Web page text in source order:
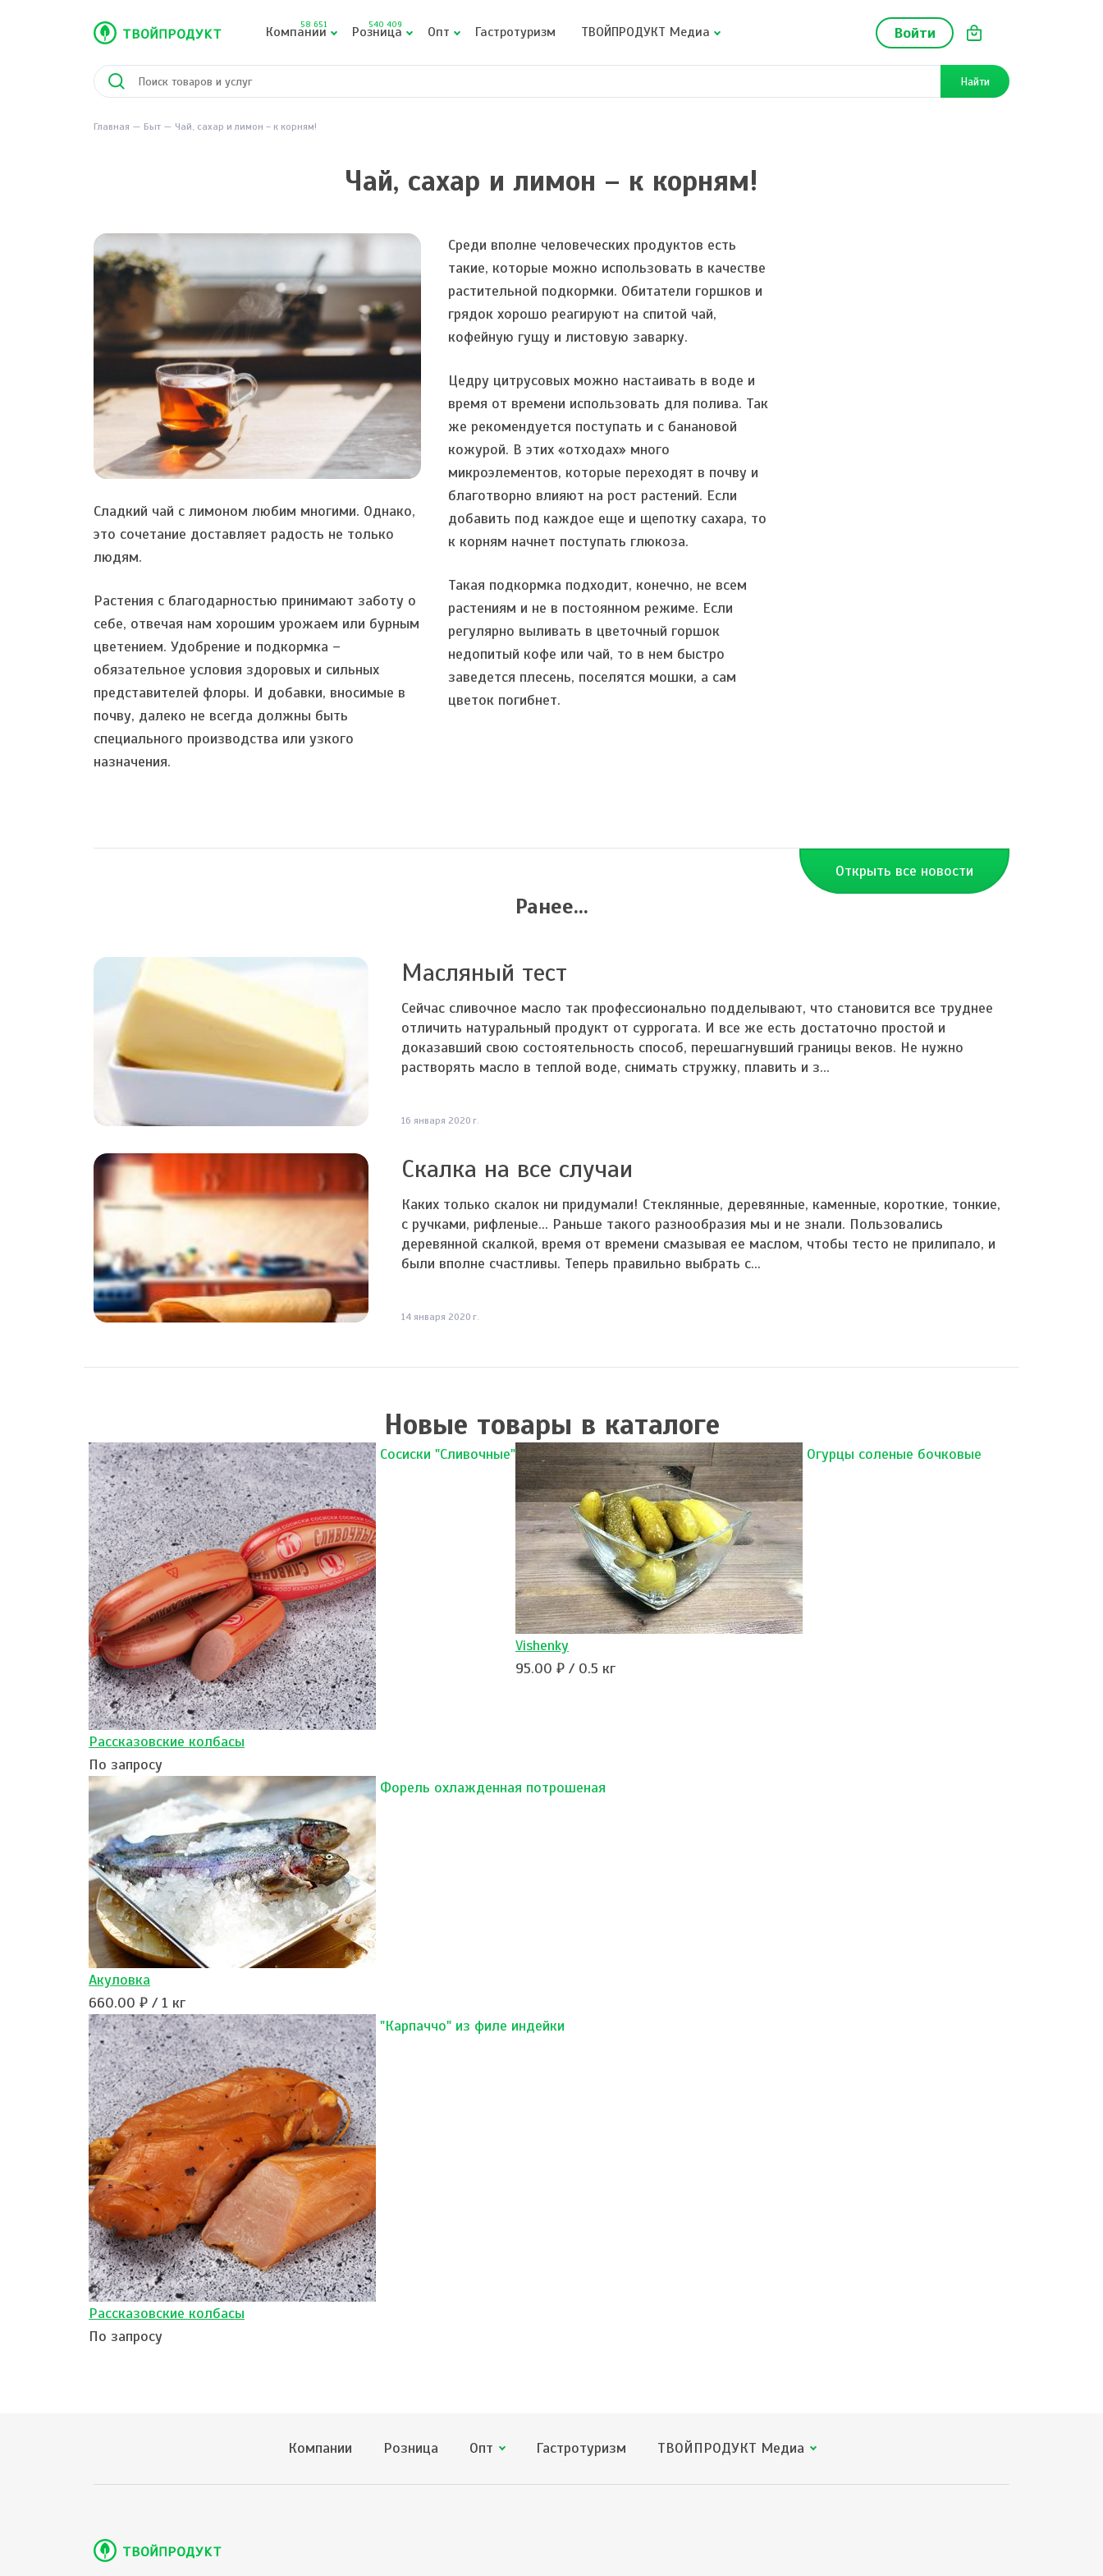
Войти
Компании
58 651 Розница
540 409 Опт Гастротуризм ТВОЙПРОДУКТ Медиа
Найти
Главная Быт Чай, сахар и лимон – к корням!
Чай, сахар и лимон – к корням!
Сладкий чай с лимоном любим многими. Однако,
это сочетание доставляет радость не только
людям.
Растения с благодарностью принимают заботу о
себе, отвечая нам хорошим урожаем или бурным
цветением. Удобрение и подкормка –
обязательное условия здоровых и сильных
представителей флоры. И добавки, вносимые в
почву, далеко не всегда должны быть
специального производства или узкого
назначения.
Среди вполне человеческих продуктов есть
такие, которые можно использовать в качестве
растительной подкормки. Обитатели горшков и
грядок хорошо реагируют на спитой чай,
кофейную гущу и листовую заварку.
Цедру цитрусовых можно настаивать в воде и
время от времени использовать для полива. Так
же рекомендуется поступать и с банановой
кожурой. В этих «отходах» много
микроэлементов, которые переходят в почву и
благотворно влияют на рост растений. Если
добавить под каждое еще и щепотку сахара, то
к корням начнет поступать глюкоза.
Такая подкормка подходит, конечно, не всем
растениям и не в постоянном режиме. Если
регулярно выливать в цветочный горшок
недопитый кофе или чай, то в нем быстро
заведется плесень, поселятся мошки, а сам
цветок погибнет.
Открыть все новости
Ранее...
Масляный тест
Сейчас сливочное масло так профессионально подделывают, что становится все труднее
отличить натуральный продукт от суррогата. И все же есть достаточно простой и
доказавший свою состоятельность способ, перешагнувший границы веков. Не нужно
растворять масло в теплой воде, снимать стружку, плавить и з...
16 января 2020 г.
Скалка на все случаи
Каких только скалок ни придумали! Стеклянные, деревянные, каменные, короткие, тонкие,
с ручками, рифленые... Раньше такого разнообразия мы и не знали. Пользовались
деревянной скалкой, время от времени смазывая ее маслом, чтобы тесто не прилипало, и
были вполне счастливы. Теперь правильно выбрать с...
14 января 2020 г.
Новые товары в каталоге
Сосиски "Сливочные"
Рассказовские колбасы
По запросу
Огурцы соленые бочковые
Vishenky
95.00 ₽ / 0.5 кг
Форель охлажденная потрошеная
Акуловка
660.00 ₽ / 1 кг
"Карпаччо" из филе индейки
Рассказовские колбасы
По запросу
Компании Розница Опт Гастротуризм ТВОЙПРОДУКТ Медиа